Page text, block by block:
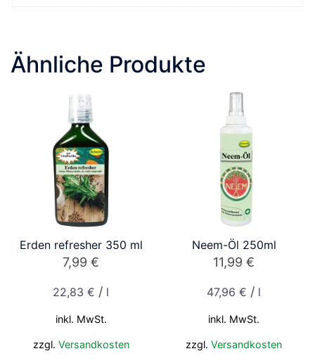
Ähnliche Produkte
Erden refresher 350 ml
7,99€
22,83€ / l
inkl. MwSt.
zzgl. Versandkosten
Neem-Öl 250ml
11,99€
47,96€ / l
inkl. MwSt.
zzgl.Versandkosten